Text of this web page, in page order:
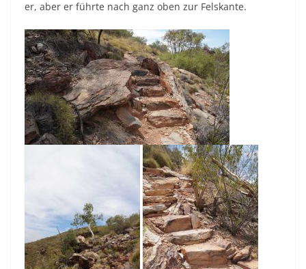
er, aber er führte nach ganz oben zur Felskante.